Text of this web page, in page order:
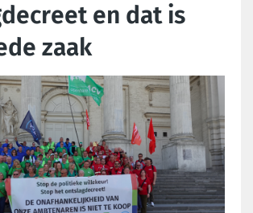
en dat is
zaak